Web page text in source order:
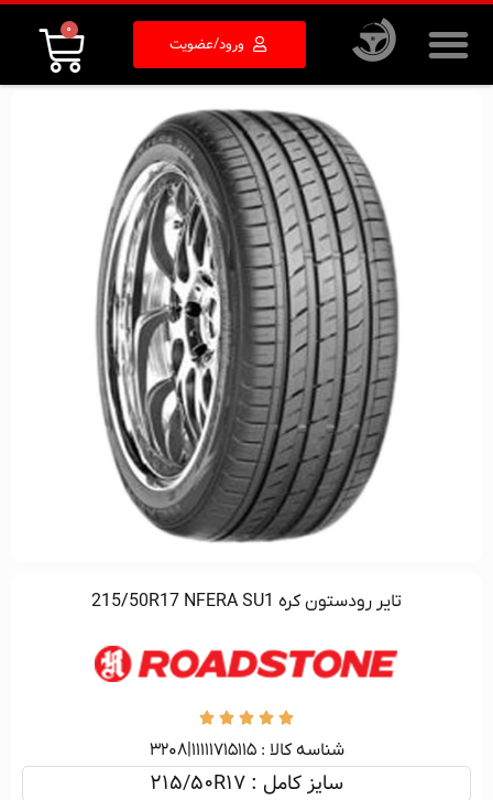
ورود/عضویت
0
تایر رودستون کره 215/50R17 NFERA SU1





شناسه کالا :‌ ۱۱۱۱۱۷۱۵۱۱۵|۳۲۰۸
سایز کامل : 215/50R17